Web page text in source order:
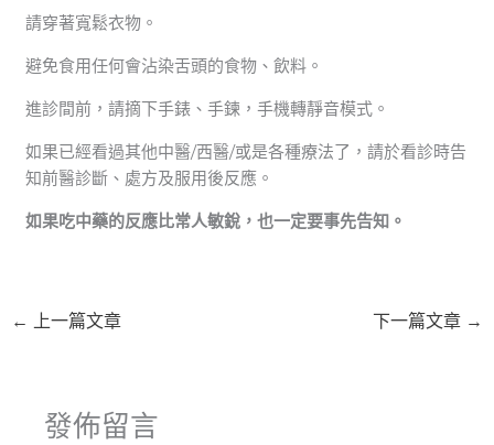
請穿著寬鬆衣物。
避免食用任何會沾染舌頭的食物、飲料。
進診間前，請摘下手錶、手鍊，手機轉靜音模式。
如果已經看過其他中醫/西醫/或是各種療法了，請於看診時告
知前醫診斷、處方及服用後反應。
如果吃中藥的反應比常人敏銳，也一定要事先告知。
← 上一篇文章 下一篇文章 →
發佈留言